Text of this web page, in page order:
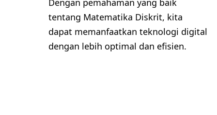
Dengan pemahaman yang baik
tentang Matematika Diskrit, kita
dapat memanfaatkan teknologi digital
dengan lebih optimal dan efisien.